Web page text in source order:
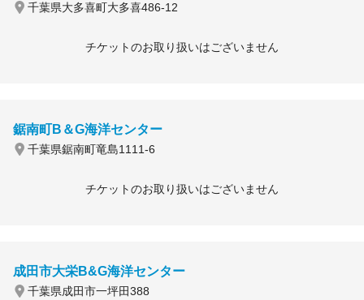
千葉県大多喜町大多喜486-12
チケットのお取り扱いはございません
鋸南町B＆G海洋センター
千葉県鋸南町竜島1111-6
チケットのお取り扱いはございません
成田市大栄B&G海洋センター
千葉県成田市一坪田388